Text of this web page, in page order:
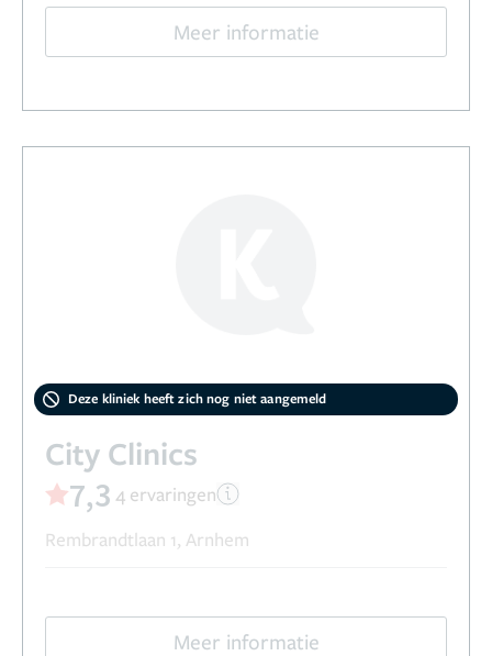
Meer informatie
Deze kliniek heeft zich nog niet aangemeld
City Clinics
7,3 4 ervaringen
Rembrandtlaan 1, Arnhem
Meer informatie